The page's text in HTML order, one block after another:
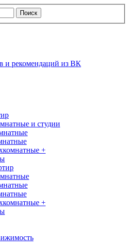
Поиск
и рекомендаций из ВК
и студии
+
+